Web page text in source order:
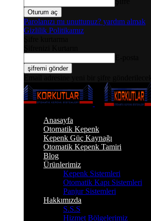
Parolanızı mı unuttunuz? yardım almak
Gizlilik Politikamız
Anasayfa
Otomatik Kepenk
Kepenk Güç Kaynağı
Otomatik Kepenk Tamiri
Blog
Ürünlerimiz
Kepenk Sistemleri
Otomatik Kapı Sistemleri
Panjur Sistemleri
Hakkımızda
S.S.S
Hizmet Bölgelerimiz